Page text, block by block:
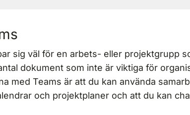
sig väl för en arbets- eller projektgrupp
dokument som inte är viktiga för
med Teams är att du kan använda
och projektplaner och att du kan